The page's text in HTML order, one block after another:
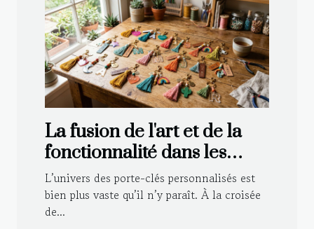
La fusion de l'art et de la
fonctionnalité dans les
porte-clés personnalisés
L’univers des porte-clés personnalisés est
bien plus vaste qu’il n’y paraît. À la croisée
de...